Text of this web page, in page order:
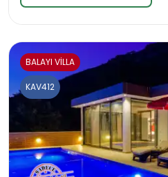
BALAYI VİLLA
KAV412